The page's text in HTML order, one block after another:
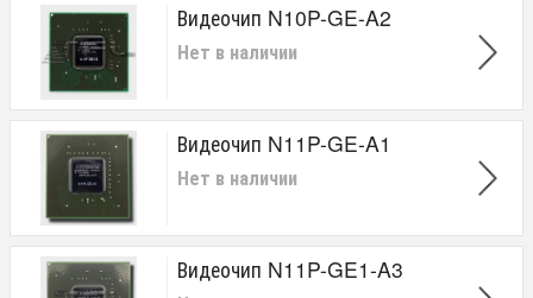
Видеочип N10P-GE-A2
Нет в наличии
Видеочип N11P-GE-A1
Нет в наличии
Видеочип N11P-GE1-A3